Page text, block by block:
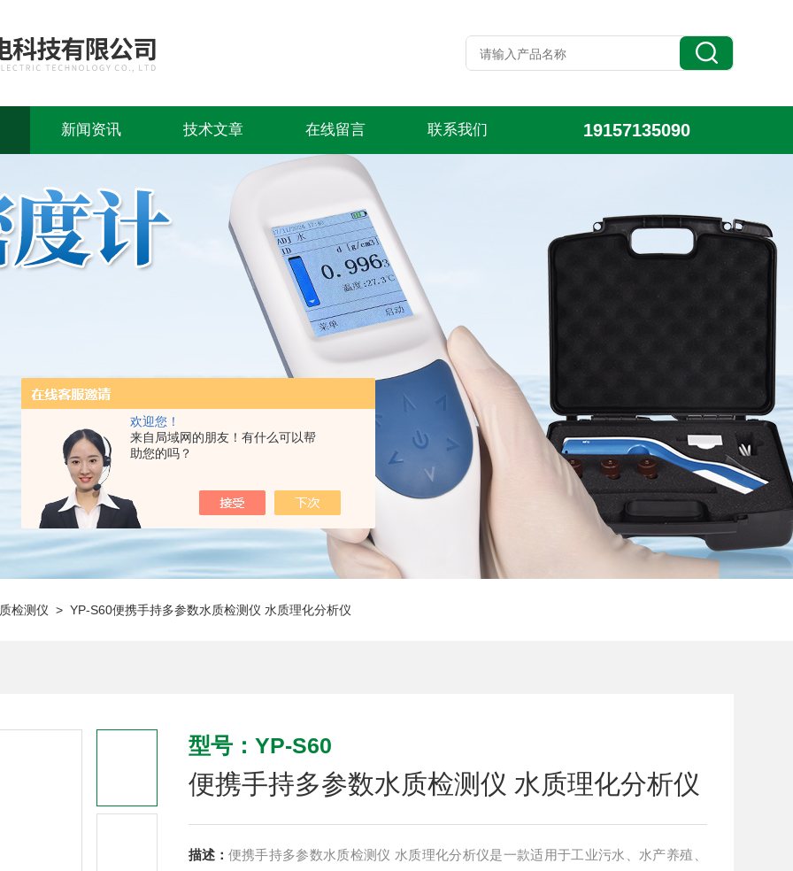
欢迎您！
来自局域网的朋友！有什么可以帮
助您的吗？
新闻资讯 技术文章 在线留言 联系我们 19157135090
检测仪 > YP-S60便携手持多参数水质检测仪 水质理化分析仪
型号：YP-S60
便携手持多参数水质检测仪 水质理化分析仪
描述： 便携手持多参数水质检测仪 水质理化分析仪是一款适用于工业污水、水产养殖、